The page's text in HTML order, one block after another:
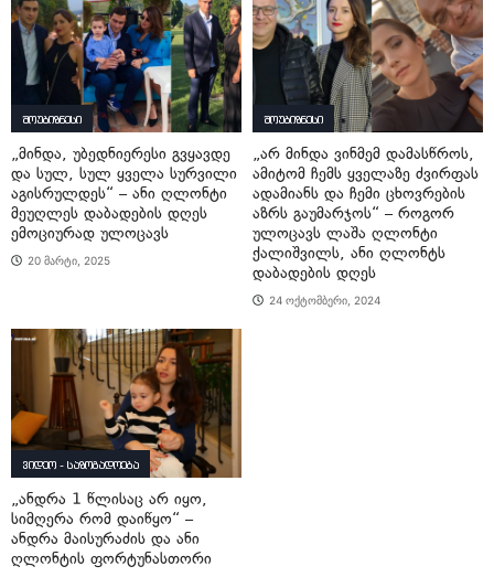
შოუბიზნესი
„მინდა, უბედნიერესი გვყავდე
და სულ, სულ ყველა სურვილი
აგისრულდეს“ – ანი ღლონტი
მეუღლეს დაბადების დღეს
ემოციურად ულოცავს
20 მარტი, 2025
შოუბიზნესი
„არ მინდა ვინმემ დამასწროს,
ამიტომ ჩემს ყველაზე ძვირფას
ადამიანს და ჩემი ცხოვრების
აზრს გაუმარჯოს“ – როგორ
ულოცავს ლაშა ღლონტი
ქალიშვილს, ანი ღლონტს
დაბადების დღეს
24 ოქტომბერი, 2024
ვიდეო - საზოგადოება
„ანდრა 1 წლისაც არ იყო,
სიმღერა რომ დაიწყო“ –
ანდრა მაისურაძის და ანი
ღლონტის ფორტუნასთორი